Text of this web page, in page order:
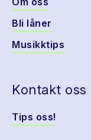
Bli låner
Musikktips
Kontakt oss
Tips oss!